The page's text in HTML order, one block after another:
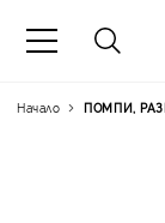
Начало ПОМПИ,